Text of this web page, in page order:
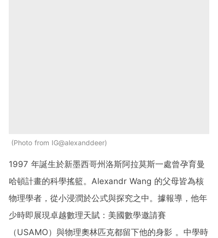
Photo from IG@alexanddeer
1997 年誕生於新墨西哥州洛斯阿拉莫斯一處曾孕育曼
哈頓計畫的科學搖籃。Alexandr Wang 的父母皆為核
物理學者，從小浸潤於公式與探究之中。據報導，他年
少時即展現卓越數理天賦：美國數學邀請賽
（USAMO）與物理奧林匹克都留下他的身影 。中學時